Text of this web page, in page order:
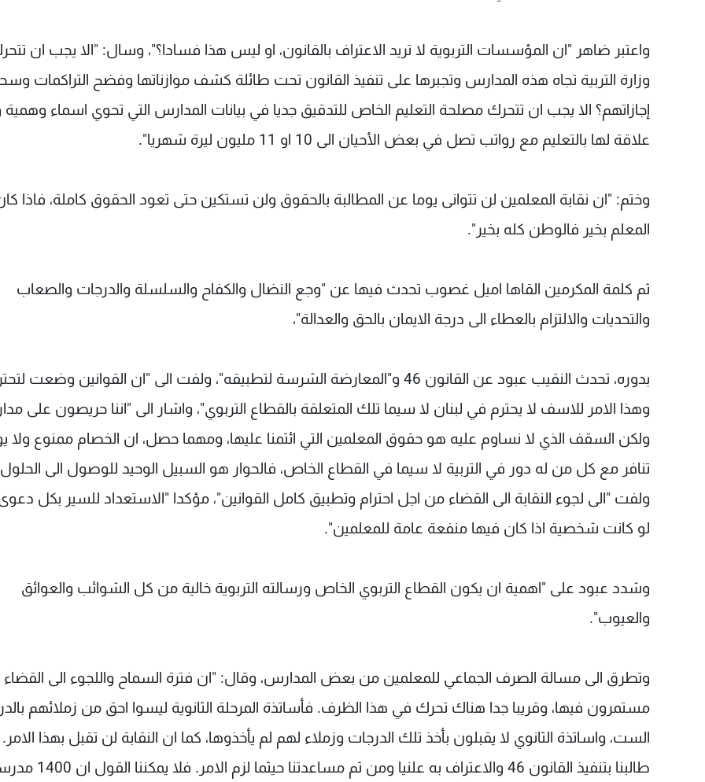
واعتبر ضاهر "ان المؤسسات التربوية لا تريد الاعتراف بالقانون، او ليس هذا فسادا؟"، وسال: "الا يجب ان
وزارة التربية تجاه هذه المدارس وتجبرها على تنفيذ القانون تحت طائلة كشف موازناتها وفضح التراكمات
إجازاتهم؟ الا يجب ان تتحرك مصلحة التعليم الخاص للتدقيق جديا في بيانات المدارس التي تحوي اسماء وهمية
علاقة لها بالتعليم مع رواتب تصل في بعض الأحيان الى 10 او 11 مليون ليرة شهريا".
وختم: "ان نقابة المعلمين لن تتوانى يوما عن المطالبة بالحقوق ولن تستكين حتى تعود الحقوق كاملة، فاذا
المعلم بخير فالوطن كله بخير".
ثم كلمة المكرمين القاها اميل غصوب تحدث فيها عن "وجع النضال والكفاح والسلسلة والدرجات والصعاب
والتحديات والالتزام بالعطاء الى درجة الايمان بالحق والعدالة"،
بدوره، تحدث النقيب عبود عن القانون 46 و"المعارضة الشرسة لتطبيقه"، ولفت الى "ان القوانين وضعت
وهذا الامر للاسف لا يحترم في لبنان لا سيما تلك المتعلقة بالقطاع التربوي"، واشار الى "اننا حريصون على
ولكن السقف الذي لا نساوم عليه هو حقوق المعلمين التي ائتمنا عليها، ومهما حصل، ان الخصام ممنوع ولا
تنافر مع كل من له دور في التربية لا سيما في القطاع الخاص، فالحوار هو السبيل الوحيد للوصول الى
ولفت "الى لجوء النقابة الى القضاء من اجل احترام وتطبيق كامل القوانين"، مؤكدا "الاستعداد للسير بكل
لو كانت شخصية اذا كان فيها منفعة عامة للمعلمين".
وشدد عبود على "اهمية ان يكون القطاع التربوي الخاص ورسالته التربوية خالية من كل الشوائب والعوائق
والعيوب".
وتطرق الى مسالة الصرف الجماعي للمعلمين من بعض المدارس، وقال: "ان فترة السماح واللجوء الى القضاء
مستمرون فيها، وقريبا جدا هناك تحرك في هذا الظرف. فأساتذة المرحلة الثانوية ليسوا احق من زملائهم
الست، واساتذة الثانوي لا يقبلون بأخذ تلك الدرجات وزملاء لهم لم يأخذوها، كما ان النقابة لن تقبل بهذا
طالبنا بتنفيذ القانون 46 والاعتراف به علنيا ومن ثم